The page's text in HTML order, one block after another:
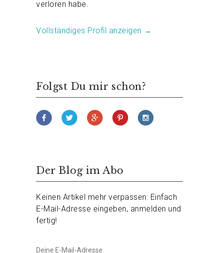
verloren habe.
Vollständiges Profil anzeigen →
Folgst Du mir schon?
Der Blog im Abo
Keinen Artikel mehr verpassen: Einfach
E-Mail-Adresse eingeben, anmelden und
fertig!
Deine